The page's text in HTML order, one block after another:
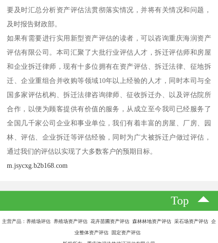
要及时汇总分析资产评估法贯彻落实情况，并将有关情况和问题，
及时报告财政部。
如果有需要进行实用新型资产评估的读者，可以咨询重庆海润资产
评估有限公司。本司汇聚了大批行业评估人才，拆迁评估师和房屋
和企业拆迁律师，现有十多位拥有在资产评估、拆迁法律、征地拆
迁、企业重组合并收购等领域10年以上经验的人才，同时本司与全
国多家评估机构、拆迁法律咨询律师、征收拆迁办、以及评估院所
合作，以便为顾客提供有价值的服务，从成立至今我司已经服务了
全国几千家公司企业和事业单位，我们有着丰富的房屋、厂房、园
林、评估、企业拆迁等评估经验，同时为广大被拆迁户做过评估，
通过我们的评估以实现了大多数客户的预期目标。
m.jsycxg.b2b168.com
Top
主营产品：养殖场评估 养殖场资产评估 花卉苗圃资产评估 森林林地资产评估 采石场资产评估 企
业整体资产评估 固定资产评估